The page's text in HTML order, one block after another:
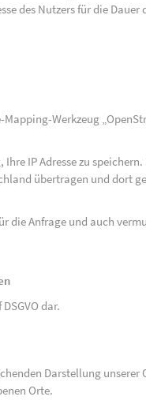
des Nutzers für die
Werkzeug
IP Adresse zu
übertragen und dort
die Anfrage und auch
dar.
Darstellung unserer
Orte.